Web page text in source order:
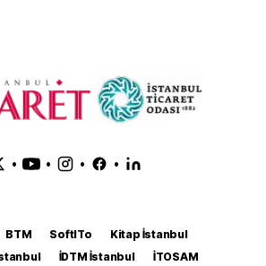
• • • •
BTM SoftITo
Kitap İstanbul
İDTM İstanbul
İTOSAM